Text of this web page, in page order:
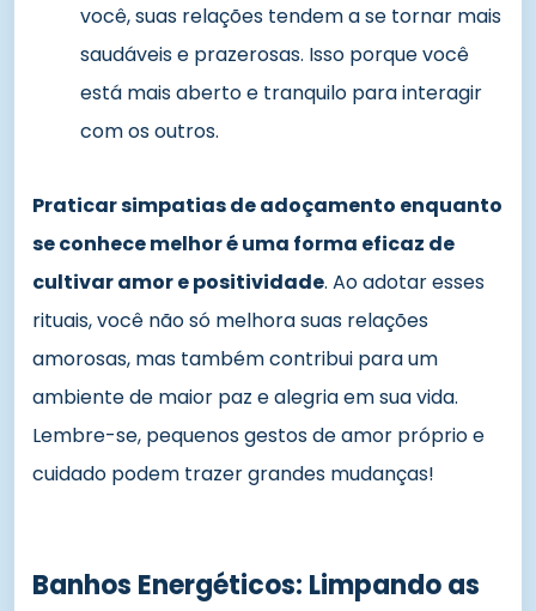
você, suas relações tendem a se tornar mais
saudáveis e prazerosas. Isso porque você
está mais aberto e tranquilo para interagir
com os outros.
Praticar simpatias de adoçamento enquanto
se conhece melhor é uma forma eficaz de
cultivar amor e positividade. Ao adotar esses
rituais, você não só melhora suas relações
amorosas, mas também contribui para um
ambiente de maior paz e alegria em sua vida.
Lembre-se, pequenos gestos de amor próprio e
cuidado podem trazer grandes mudanças!
Banhos Energéticos: Limpando as